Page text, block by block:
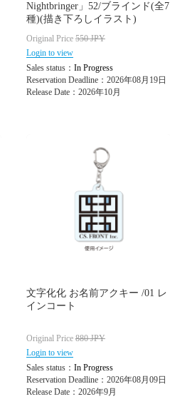
Nightbringer」52/ブラインド(全7
種)(描き下ろしイラスト)
Original Price 550JPY
Login to view
Sales status： In Progress
Reservation Deadline：2026年08月19日
Release Date：2026年10月
文字化化 お名前アクキー /01 レ
インコート
Original Price 880JPY
Login to view
Sales status： In Progress
Reservation Deadline：2026年08月09日
Release Date：2026年9月